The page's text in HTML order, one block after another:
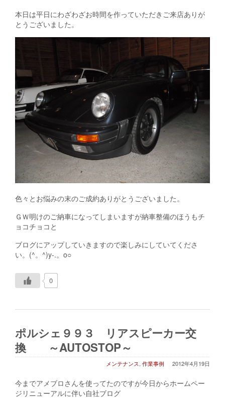
本日は平日にわざわざお時間を作っていただきご来店ありが
とうございました。
色々とお悩みの末のご成約ありがとうございました。
ＧＷ明けのご納車になってしまいますが納車整備のほうもチ
ョコチョコと
ブログにアップしていきますので楽しみにしていてくださ
い。(^。^)y-.。o○
0
ポルシェ９９３ リアスピーカー交
換 ～AUTOSTOP～
2012年4月19日
メンテナンス,作業事例
今までアメブロさんを使ってたのですが今日からホームペー
ジリニューアルに伴い自社ブログ